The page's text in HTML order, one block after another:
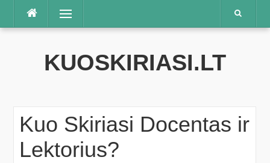
Praleisti
Meniu
KUOSKIRIASI.LT
Kuo Skiriasi Docentas ir
Lektorius?